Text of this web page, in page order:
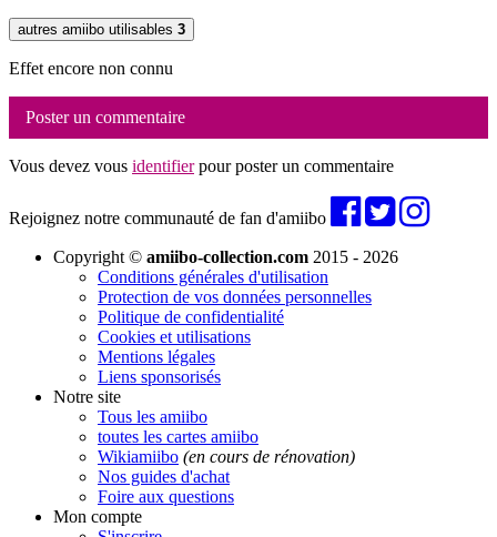
autres amiibo utilisables 3
Effet encore non connu
Poster un commentaire
Vous devez vous identifierpour poster un commentaire
Rejoignez notre communauté de fan d'amiibo
Copyright © amiibo-collection.com 2015 - 2026
Conditions générales d'utilisation
Protection de vos données personnelles
Politique de confidentialité
Cookies et utilisations
Mentions légales
Liens sponsorisés
Notre site
Tous les amiibo
toutes les cartes amiibo
Wikiamiibo (en cours de rénovation)
Nos guides d'achat
Foire aux questions
Mon compte